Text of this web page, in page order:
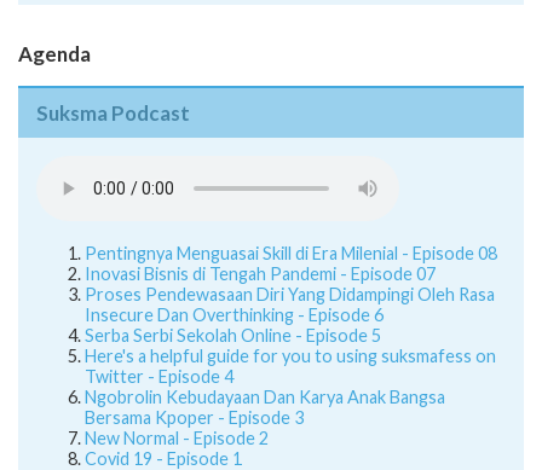
Agenda
Suksma Podcast
Pentingnya Menguasai Skill di Era Milenial - Episode 08
Inovasi Bisnis di Tengah Pandemi - Episode 07
Proses Pendewasaan Diri Yang Didampingi Oleh Rasa
Insecure Dan Overthinking - Episode 6
Serba Serbi Sekolah Online - Episode 5
Here's a helpful guide for you to using suksmafess on
Twitter - Episode 4
Ngobrolin Kebudayaan Dan Karya Anak Bangsa
Bersama Kpoper - Episode 3
New Normal - Episode 2
Covid 19 - Episode 1